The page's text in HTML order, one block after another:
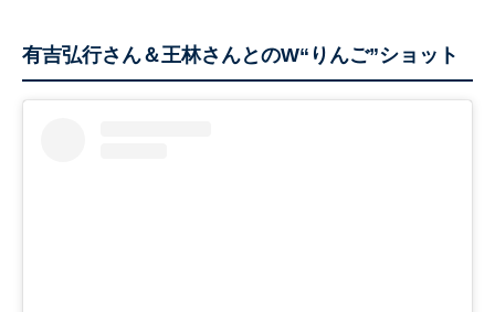
有吉弘行さん＆王林さんとのW“りんご”ショット